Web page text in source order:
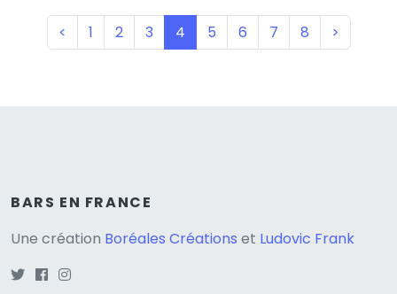
< 1 2 3 4(current)
5 6 7 8 >
BARS EN FRANCE
Une création Boréales Créations et Ludovic Frank